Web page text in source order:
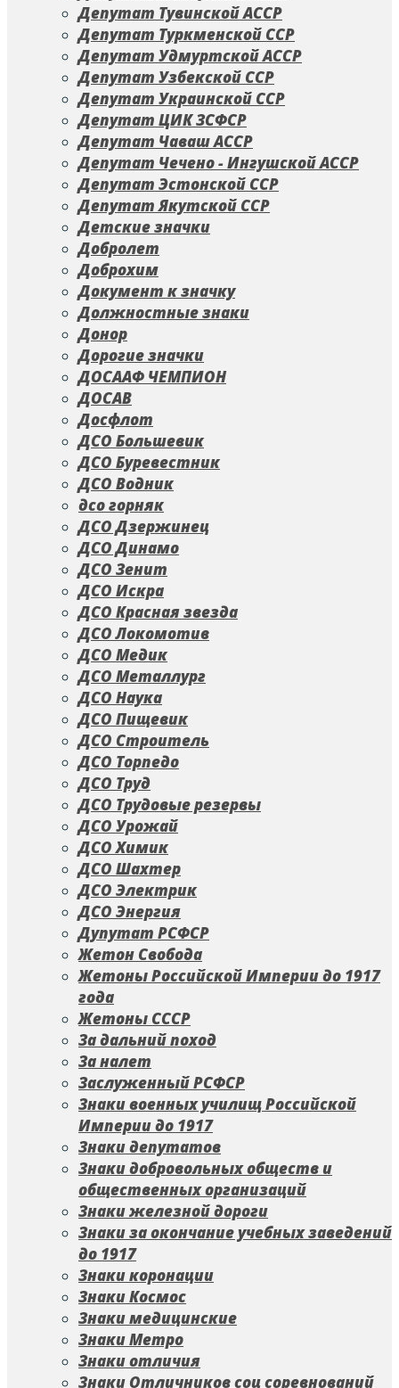
Депутат Тувинской АССР
Депутат Туркменской ССР
Депутат Удмуртской АССР
Депутат Узбекской ССР
Депутат Украинской ССР
Депутат ЦИК ЗСФСР
Депутат Чаваш АССР
Депутат Чечено - Ингушской АССР
Депутат Эстонской ССР
Депутат Якутской ССР
Детские значки
Добролет
Доброхим
Документ к значку
Должностные знаки
Донор
Дорогие значки
ДОСААФ ЧЕМПИОН
ДОСАВ
Досфлот
ДСО Большевик
ДСО Буревестник
ДСО Водник
дсо горняк
ДСО Дзержинец
ДСО Динамо
ДСО Зенит
ДСО Искра
ДСО Красная звезда
ДСО Локомотив
ДСО Медик
ДСО Металлург
ДСО Наука
ДСО Пищевик
ДСО Строитель
ДСО Торпедо
ДСО Труд
ДСО Трудовые резервы
ДСО Урожай
ДСО Химик
ДСО Шахтер
ДСО Электрик
ДСО Энергия
Дупутат РСФСР
Жетон Свобода
Жетоны Российской Империи до 1917
года
Жетоны СССР
За дальний поход
За налет
Заслуженный РСФСР
Знаки военных училищ Российской
Империи до 1917
Знаки депутатов
Знаки добровольных обществ и
общественных организаций
Знаки железной дороги
Знаки за окончание учебных заведений
до 1917
Знаки коронации
Знаки Космос
Знаки медицинские
Знаки Метро
Знаки отличия
Знаки Отличников соц соревнований